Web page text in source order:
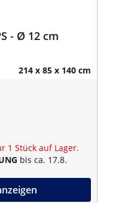
- Ø 12 cm
214 x 85 x 140 cm
1 Stück auf Lager.
bis ca. 17.8.